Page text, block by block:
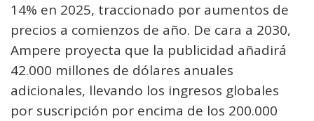
14% en 2025, traccionado por aumentos de
precios a comienzos de año. De cara a 2030,
Ampere proyecta que la publicidad añadirá
42.000 millones de dólares anuales
adicionales, llevando los ingresos globales
por suscripción por encima de los 200.000